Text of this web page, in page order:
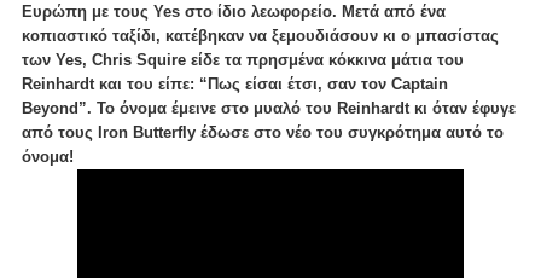
Ευρώπη με τους Yes στο ίδιο λεωφορείο. Μετά από ένα
κοπιαστικό ταξίδι, κατέβηκαν να ξεμουδιάσουν κι ο μπασίστας
των Yes, Chris Squire είδε τα πρησμένα κόκκινα μάτια του
Reinhardt και του είπε: “Πως είσαι έτσι, σαν τον Captain
Beyond”. Το όνομα έμεινε στο μυαλό του Reinhardt κι όταν έφυγε
από τους Iron Butterfly έδωσε στο νέο του συγκρότημα αυτό το
όνομα!